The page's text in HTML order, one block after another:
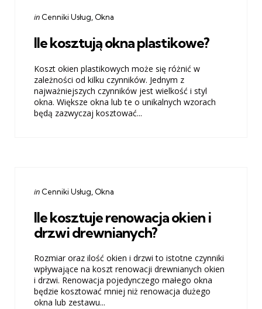
Categories
Posted
in Cenniki Usług Okna
Ile kosztują okna plastikowe?
Koszt okien plastikowych może się różnić w
zależności od kilku czynników. Jednym z
najważniejszych czynników jest wielkość i styl
okna. Większe okna lub te o unikalnych wzorach
będą zazwyczaj kosztować...
Categories
Posted
in Cenniki Usług Okna
Ile kosztuje renowacja okien i
drzwi drewnianych?
Rozmiar oraz ilość okien i drzwi to istotne czynniki
wpływające na koszt renowacji drewnianych okien
i drzwi. Renowacja pojedynczego małego okna
będzie kosztować mniej niż renowacja dużego
okna lub zestawu...